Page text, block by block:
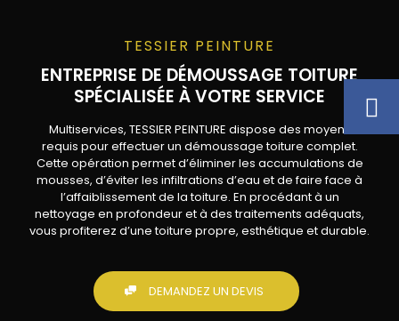
TESSIER PEINTURE
ENTREPRISE DE DÉMOUSSAGE TOITURE
SPÉCIALISÉE À VOTRE SERVICE
Multiservices, TESSIER PEINTURE dispose des moyens
requis pour effectuer un démoussage toiture complet.
Cette opération permet d’éliminer les accumulations de
mousses, d’éviter les infiltrations d’eau et de faire face à
l’affaiblissement de la toiture. En procédant à un
nettoyage en profondeur et à des traitements adéquats,
vous profiterez d’une toiture propre, esthétique et durable.
DEMANDEZ UN DEVIS